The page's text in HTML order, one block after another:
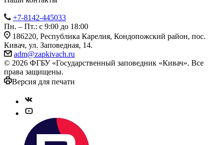
+7-8142-445033
Пн. – Пт.: с 9:00 до 18:00
186220, Республика Карелия, Кондопожский район, пос.
Кивач, ул. Заповедная, 14.
adm@zapkivach.ru
© 2026 ФГБУ «Государственный заповедник «Кивач». Все
права защищены.
Версия для печати